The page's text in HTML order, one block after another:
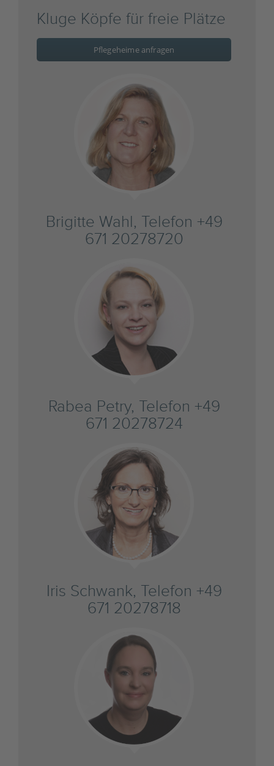
Kluge Köpfe für freie Plätze
Pflegeheime anfragen
Brigitte Wahl, Telefon +49
671 20278720
Rabea Petry, Telefon +49
671 20278724
Iris Schwank, Telefon +49
671 20278718